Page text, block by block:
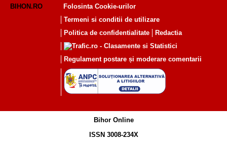
BIHON.RO
Folosinta Cookie-urilor
Termeni si conditii de utilizare
Politica de confidentialitate
Redactia
Regulament postare și moderare comentarii
Bihor Online
ISSN 3008-234X